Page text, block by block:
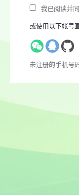
我已阅读并
或使用以下帐号
未注册的手机号